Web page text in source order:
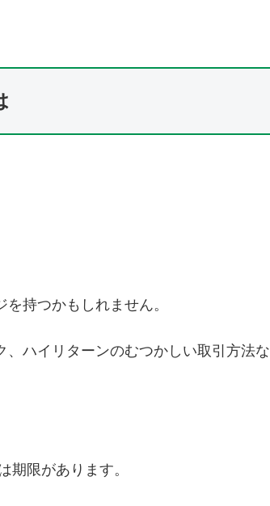
持つかもしれません。
ハイリターンのむつかしい取引方法な
期限があります。